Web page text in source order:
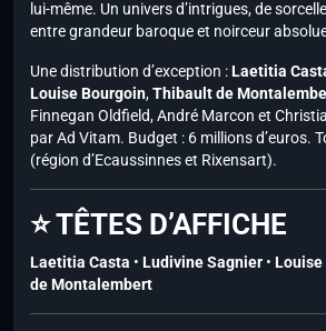
lui-même. Un univers d’intrigues, de
entre grandeur baroque et noirceur
Une distribution d’exception :Laetitia
Louise Bourgoin,Thibault de
Finnegan Oldfield, André Marcon et
par Ad Vitam. Budget : 6 millions d’euros.
(région d’Ecaussinnes et Rixensart).
⭐ TÊTES D’AFFICHE
Laetitia Casta • Ludivine Sagnier • Louise
de Montalembert